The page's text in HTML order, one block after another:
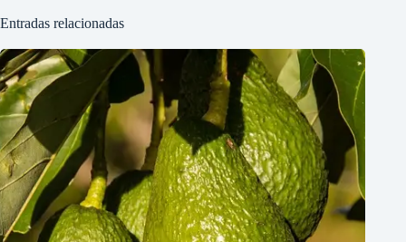
Entradas relacionadas